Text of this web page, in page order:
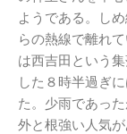
ようである。し
らの熱線で離れ
は西吉田という
した８時半過ぎ
た。少雨であっ
外と根強い人気